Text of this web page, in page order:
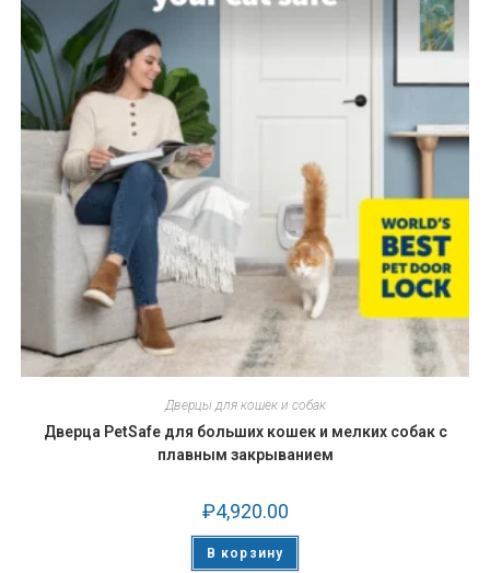
Дверцы для кошек и собак
Дверца PetSafe для больших кошек и мелких собак с
плавным закрыванием
₽4,920.00
В корзину